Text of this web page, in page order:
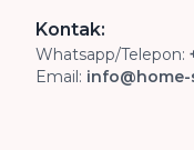
Kontak:
Whatsapp/Telepon:
Email: